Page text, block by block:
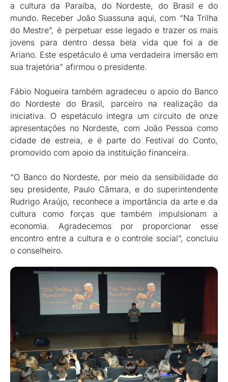
a cultura da Paraíba, do Nordeste, do Brasil e do
mundo. Receber João Suassuna aqui, com “Na Trilha
do Mestre”, é perpetuar esse legado e trazer os mais
jovens para dentro dessa bela vida que foi a de
Ariano. Este espetáculo é uma verdadeira imersão em
sua trajetória” afirmou o presidente.
Fábio Nogueira também agradeceu o apoio do Banco
do Nordeste do Brasil, parceiro na realização da
iniciativa. O espetáculo integra um circuito de onze
apresentações no Nordeste, com João Pessoa como
cidade de estreia, e é parte do Festival do Conto,
promovido com apoio da instituição financeira.
“O Banco do Nordeste, por meio da sensibilidade do
seu presidente, Paulo Câmara, e do superintendente
Rudrigo Araújo, reconhece a importância da arte e da
cultura como forças que também impulsionam a
economia. Agradecemos por proporcionar esse
encontro entre a cultura e o controle social”, concluiu
o conselheiro.